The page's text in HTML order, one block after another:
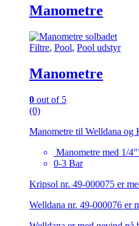
har
flere
Mulighederne
kan
på
varesiden
Manometre
Filtre, Pool, Pool udstyr
Manometre
0 out of 5
(0)
Manometre til Welldana og
Manometre med 1/
0-3 Bar
Kripsol nr. 49-000075 er
Welldana nr. 49-000076 er